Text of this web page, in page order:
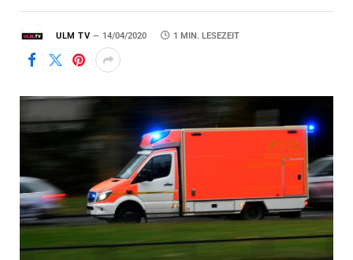
ULM TV 14/04/2020 1 MIN. LESEZEIT